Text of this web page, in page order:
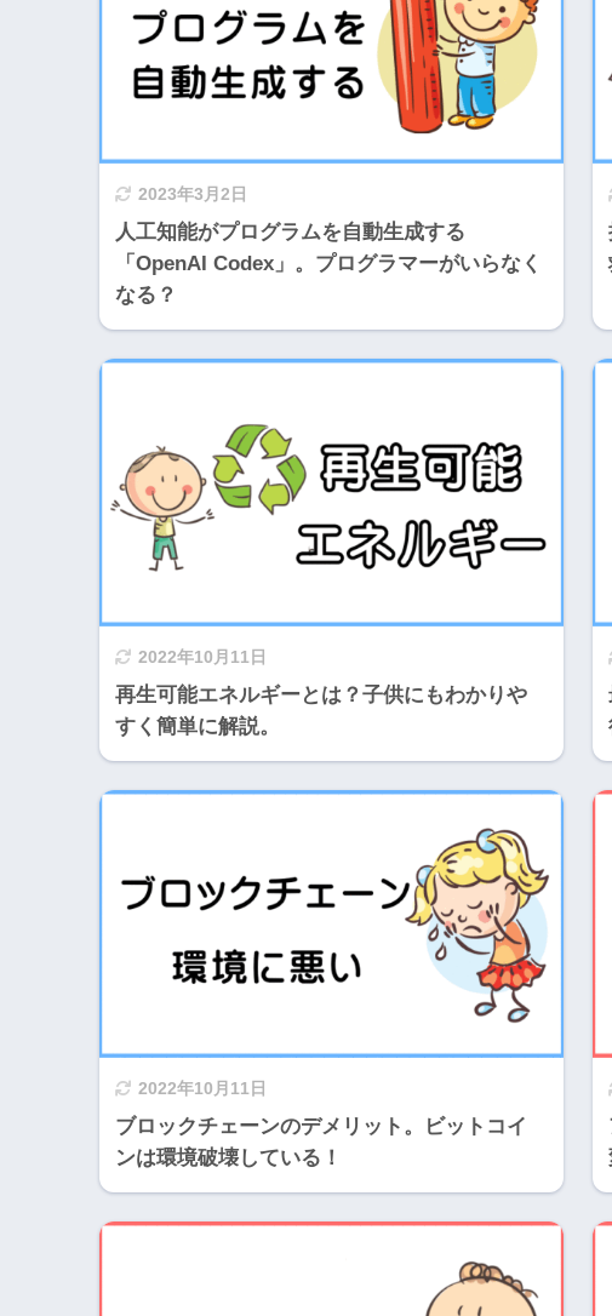
2023年3月2日
人工知能がプログラムを自動生成する
「OpenAI Codex」。プログラマーがいらなく
なる？
2022年10月11日
再生可能エネルギーとは？子供にもわかりや
すく簡単に解説。
2022年10月11日
ブロックチェーンのデメリット。ビットコイ
ンは環境破壊している！